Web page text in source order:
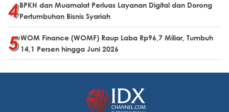
BPKH dan Muamalat Perluas Layanan Digital dan Dorong
Pertumbuhan Bisnis Syariah
WOM Finance (WOMF) Raup Laba Rp96,7 Miliar, Tumbuh
14,1 Persen hingga Juni 2026